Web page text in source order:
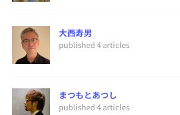
大西寿男
published 4 articles
まつもとあつし
published 4 articles